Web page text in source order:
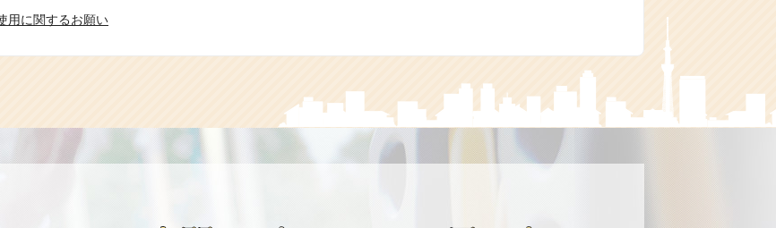
用に関するお願い
富山コース・桜コース 4月2日運行開始！
ツアーやホテル予約はNEWT（ニュート）」にて“スカイダック横浜”が紹介されました！